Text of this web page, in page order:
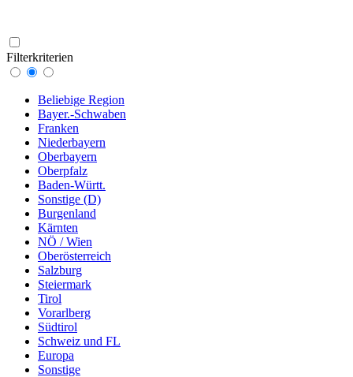
Filterkriterien
Beliebige Region
Bayer.-Schwaben
Franken
Niederbayern
Oberbayern
Oberpfalz
Baden-Württ.
Sonstige (D)
Burgenland
Kärnten
NÖ / Wien
Oberösterreich
Salzburg
Steiermark
Tirol
Vorarlberg
Südtirol
Schweiz und FL
Europa
Sonstige